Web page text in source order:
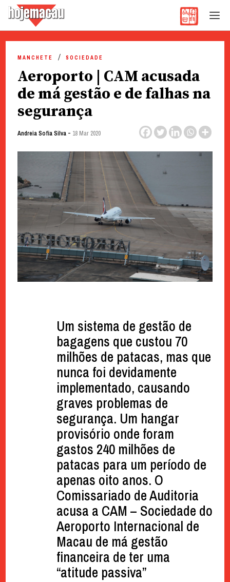
content
MANCHETE SOCIEDADE
Aeroporto | CAM acusada
de má gestão e de falhas na
segurança
Andreia Sofia Silva- 18 Mar 2020
Um sistema de gestão de
bagagens que custou 70
milhões de patacas, mas que
nunca foi devidamente
implementado, causando
graves problemas de
segurança. Um hangar
provisório onde foram
gastos 240 milhões de
patacas para um período de
apenas oito anos. O
Comissariado de Auditoria
acusa a CAM – Sociedade do
Aeroporto Internacional de
Macau de má gestão
financeira de ter uma
“atitude passiva”